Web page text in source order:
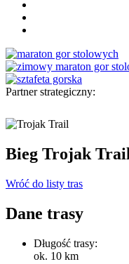
Partner strategiczny:
Bieg Trojak Trail
Wróć do listy tras
Dane trasy
Długość trasy:
ok. 10 km